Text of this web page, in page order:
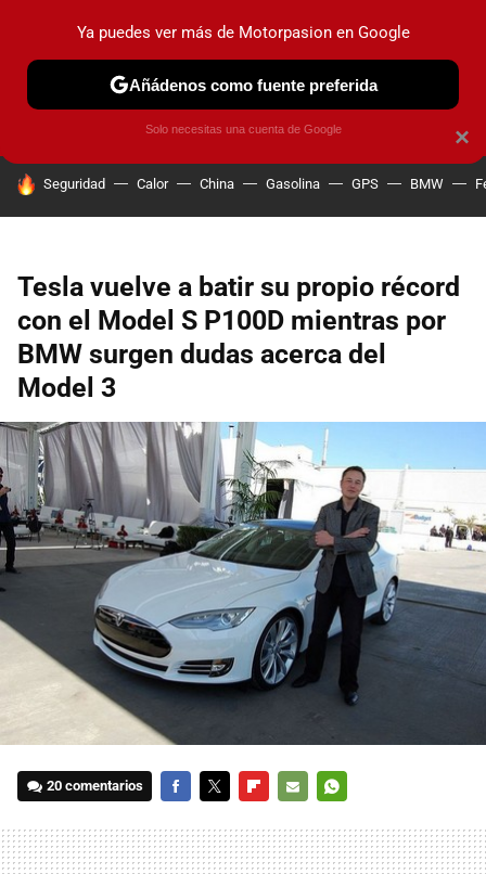
PRUEBAS COCHES ELÉCTRICOS OBSERVATORIO
HOY SE HABLA DE
Seguridad Calor China Gasolina GPS BMW
Tesla vuelve a batir su propio récord
con el Model S P100D mientras por
BMW surgen dudas acerca del
Model 3
20 comentarios
MAIL
×
Ya puedes ver más de Motorpasion en Google
Añádenos como fuente preferida
Solo necesitas una cuenta de Google